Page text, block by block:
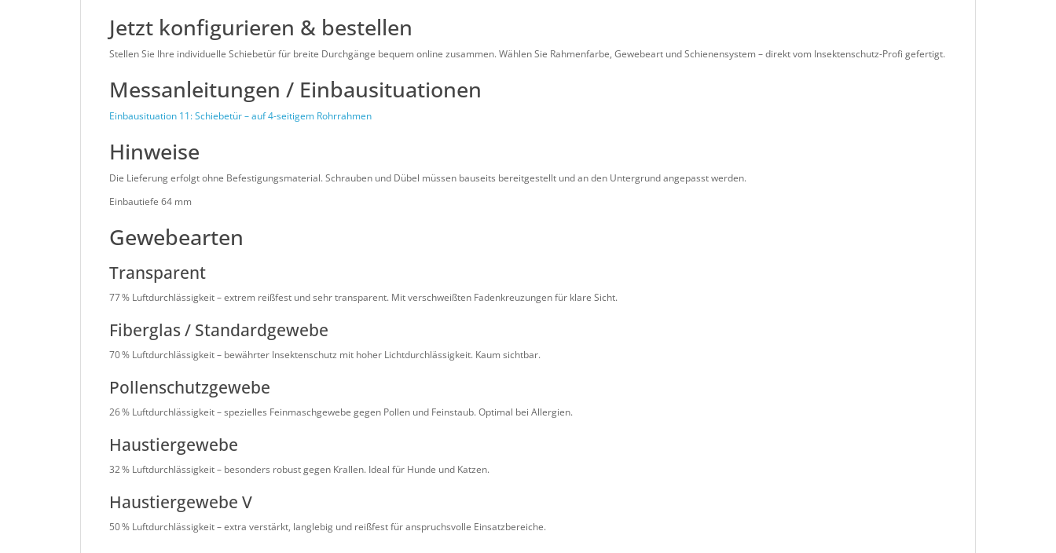
Jetzt konfigurieren & bestellen
Stellen Sie Ihre individuelle Schiebetür für breite Durchgänge bequem online zusammen. Wählen Sie Rahmenfarbe, Gewebeart und Schienensystem – direkt vom Insektenschutz-Profi gefertigt.
Messanleitungen / Einbausituationen
Einbausituation 11: Schiebetür – auf 4-seitigem Rohrrahmen
Hinweise
Die Lieferung erfolgt ohne Befestigungsmaterial. Schrauben und Dübel müssen bauseits bereitgestellt und an den Untergrund angepasst werden.
Einbautiefe 64 mm
Gewebearten
Transparent
77 % Luftdurchlässigkeit – extrem reißfest und sehr transparent. Mit verschweißten Fadenkreuzungen für klare Sicht.
Fiberglas / Standardgewebe
70 % Luftdurchlässigkeit – bewährter Insektenschutz mit hoher Lichtdurchlässigkeit. Kaum sichtbar.
Pollenschutzgewebe
26 % Luftdurchlässigkeit – spezielles Feinmaschgewebe gegen Pollen und Feinstaub. Optimal bei Allergien.
Haustiergewebe
32 % Luftdurchlässigkeit – besonders robust gegen Krallen. Ideal für Hunde und Katzen.
Haustiergewebe V
50 % Luftdurchlässigkeit – extra verstärkt, langlebig und reißfest für anspruchsvolle Einsatzbereiche.